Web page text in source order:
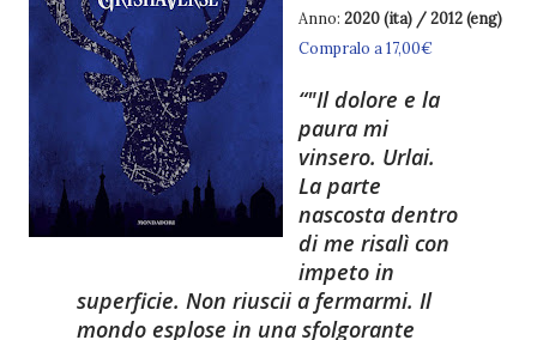
Anno: 2020 (ita) / 2012 (eng)
Compralo a 17,00€
"Il dolore e la
paura mi
vinsero. Urlai.
La parte
nascosta dentro
di me risalì con
impeto in
superficie. Non riuscii a fermarmi. Il
mondo esplose in una sfolgorante